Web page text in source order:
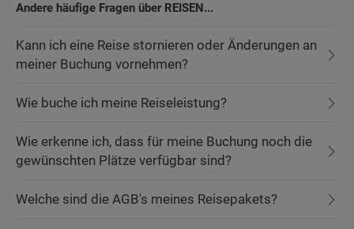
Andere häufige Fragen über REISEN...
Kann ich eine Reise stornieren oder Änderungen an
meiner Buchung vornehmen?
Wie buche ich meine Reiseleistung?
Wie erkenne ich, dass für meine Buchung noch die
gewünschten Plätze verfügbar sind?
Welche sind die AGB's meines Reisepakets?